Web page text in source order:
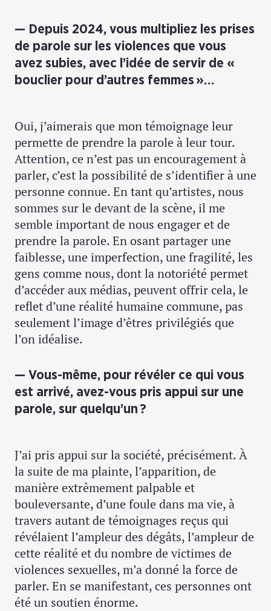
Depuis 2024, vous multipliez les prises
de parole sur les violences que vous
avez subies, avec l’idée de servir de «
bouclier pour d’autres femmes »…
Oui, j’aimerais que mon témoignage leur
permette de prendre la parole à leur tour.
Attention, ce n’est pas un encouragement à
parler, c’est la possibilité de s’identifier à une
personne connue. En tant qu’artistes, nous
sommes sur le devant de la scène, il me
semble important de nous engager et de
prendre la parole. En osant partager une
faiblesse, une imperfection, une fragilité, les
gens comme nous, dont la notoriété permet
d’accéder aux médias, peuvent offrir cela, le
reflet d’une réalité humaine commune, pas
seulement l’image d’êtres privilégiés que
l’on idéalise.
Vous-même, pour révéler ce qui vous
est arrivé, avez-vous pris appui sur une
parole, sur quelqu’un ?
J’ai pris appui sur la société, précisément. À
la suite de ma plainte, l’apparition, de
manière extrêmement palpable et
bouleversante, d’une foule dans ma vie, à
travers autant de témoignages reçus qui
révélaient l’ampleur des dégâts, l’ampleur de
cette réalité et du nombre de victimes de
violences sexuelles, m’a donné la force de
parler. En se manifestant, ces personnes ont
été un soutien énorme.